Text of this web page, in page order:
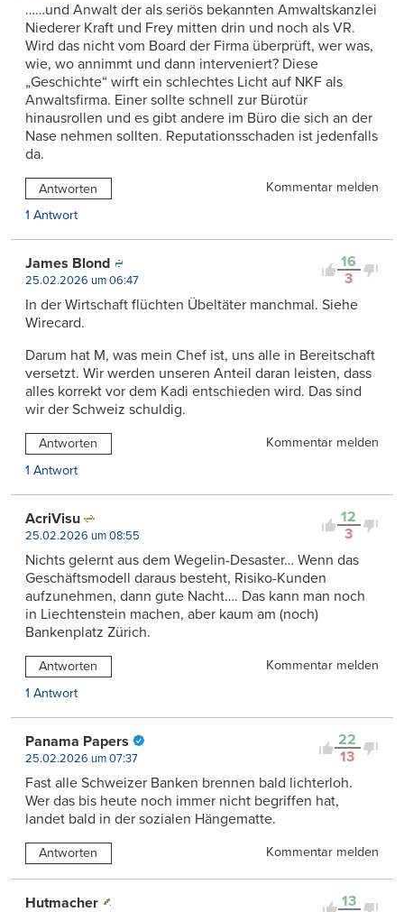
……und Anwalt der als seriös bekannten Amwaltskanzlei
Niederer Kraft und Frey mitten drin und noch als VR.
Wird das nicht vom Board der Firma überprüft, wer was,
wie, wo annimmt und dann interveniert? Diese
„Geschichte“ wirft ein schlechtes Licht auf NKF als
Anwaltsfirma. Einer sollte schnell zur Bürotür
hinausrollen und es gibt andere im Büro die sich an der
Nase nehmen sollten. Reputationsschaden ist jedenfalls
da.
Antworten
Kommentar melden
1 Antwort
16
3
James Blond
25.02.2026 um 06:47
In der Wirtschaft flüchten Übeltäter manchmal. Siehe
Wirecard.
Darum hat M, was mein Chef ist, uns alle in Bereitschaft
versetzt. Wir werden unseren Anteil daran leisten, dass
alles korrekt vor dem Kadi entschieden wird. Das sind
wir der Schweiz schuldig.
Antworten
Kommentar melden
1 Antwort
12
3
AcriVisu
25.02.2026 um 08:55
Nichts gelernt aus dem Wegelin-Desaster… Wenn das
Geschäftsmodell daraus besteht, Risiko-Kunden
aufzunehmen, dann gute Nacht…. Das kann man noch
in Liechtenstein machen, aber kaum am (noch)
Bankenplatz Zürich.
Antworten
Kommentar melden
1 Antwort
22
13
Panama Papers
25.02.2026 um 07:37
Fast alle Schweizer Banken brennen bald lichterloh.
Wer das bis heute noch immer nicht begriffen hat,
landet bald in der sozialen Hängematte.
Antworten Kommentar melden
13
Hutmacher